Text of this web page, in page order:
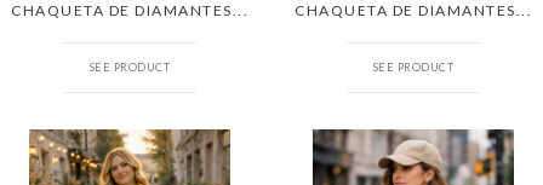
CHAQUETA DE DIAMANTES...
SEE PRODUCT
CHAQUETA DE DIAMANTES...
SEE PRODUCT